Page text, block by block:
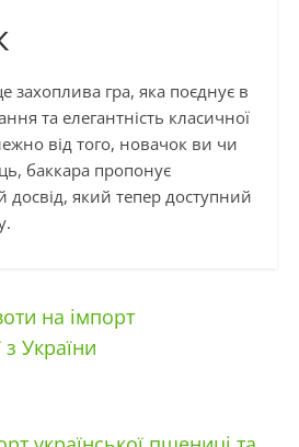
захоплива гра, яка поєднує в
та елегантність класичної
від того, новачок ви чи
баккара пропонує
досвід, який тепер доступний
на імпорт
з України